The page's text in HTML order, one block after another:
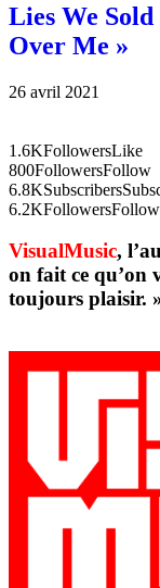
Lies We
Over Me »
26 avril 2021
1.6KFollowersLike
800FollowersFollow
6.8KSubscribers
6.2KFollowersFollow
VisualMusic,
on fait ce qu’on
toujours plaisir.